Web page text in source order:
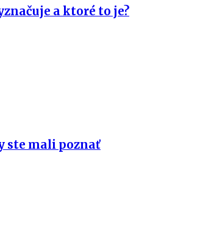
a ktoré to je?
ste mali poznať